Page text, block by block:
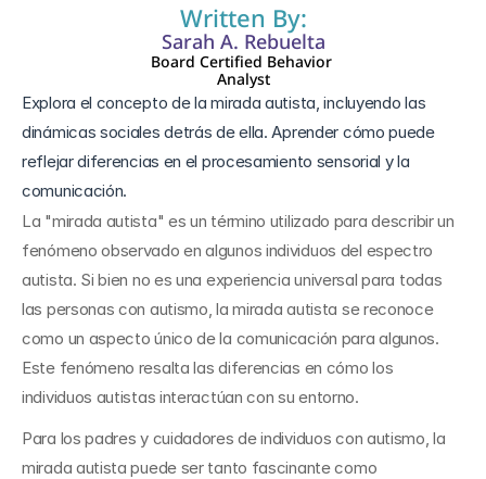
Written By:
Sarah A. Rebuelta
Board Certified Behavior
Analyst
Explora el concepto de la mirada autista, incluyendo las
dinámicas sociales detrás de ella. Aprender cómo puede
reflejar diferencias en el procesamiento sensorial y la
comunicación.
La "mirada autista" es un término utilizado para describir un
fenómeno observado en algunos individuos del espectro
autista. Si bien no es una experiencia universal para todas
las personas con autismo, la mirada autista se reconoce
como un aspecto único de la comunicación para algunos.
Este fenómeno resalta las diferencias en cómo los
individuos autistas interactúan con su entorno.
Para los padres y cuidadores de individuos con autismo, la
mirada autista puede ser tanto fascinante como